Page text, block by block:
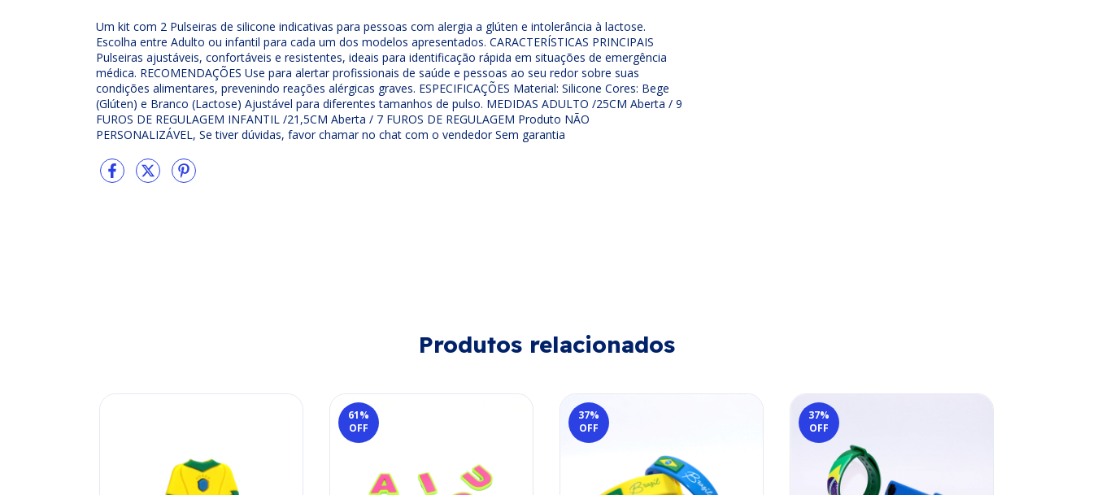
Um kit com 2 Pulseiras de silicone indicativas para pessoas com alergia a glúten e intolerância à lactose.
Escolha entre Adulto ou infantil para cada um dos modelos apresentados. CARACTERÍSTICAS PRINCIPAIS
Pulseiras ajustáveis, confortáveis e resistentes, ideais para identificação rápida em situações de emergência
médica. RECOMENDAÇÕES Use para alertar profissionais de saúde e pessoas ao seu redor sobre suas
condições alimentares, prevenindo reações alérgicas graves. ESPECIFICAÇÕES Material: Silicone Cores: Bege
(Glúten) e Branco (Lactose) Ajustável para diferentes tamanhos de pulso. MEDIDAS ADULTO /25CM Aberta / 9
FUROS DE REGULAGEM INFANTIL /21,5CM Aberta / 7 FUROS DE REGULAGEM Produto NÃO
PERSONALIZÁVEL, Se tiver dúvidas, favor chamar no chat com o vendedor Sem garantia
Produtos relacionados
61%
OFF
37%
OFF
37%
OFF